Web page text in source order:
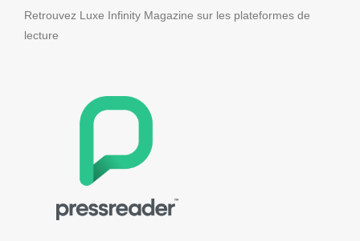
Retrouvez Luxe Infinity Magazine sur les plateformes de
lecture